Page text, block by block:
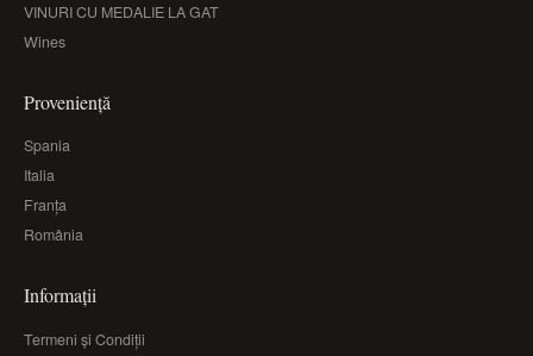
VINURI CU MEDALIE LA GAT
Wines
Proveniență
Spania
Italia
Franța
România
Informații
Termeni și Condiții